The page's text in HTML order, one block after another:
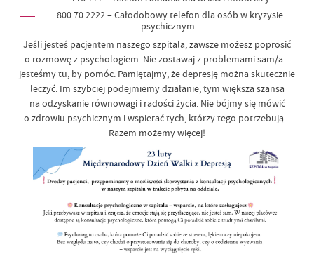
800 70 2222 – Całodobowy telefon dla osób w kryzysie
psychicznym
Jeśli jesteś pacjentem naszego szpitala, zawsze możesz poprosić
o rozmowę z psychologiem. Nie zostawaj z problemami sam/a –
jesteśmy tu, by pomóc. Pamiętajmy, że depresję można skutecznie
leczyć. Im szybciej podejmiemy działanie, tym większa szansa
na odzyskanie równowagi i radości życia. Nie bójmy się mówić
o zdrowiu psychicznym i wspierać tych, którzy tego potrzebują.
Razem możemy więcej!